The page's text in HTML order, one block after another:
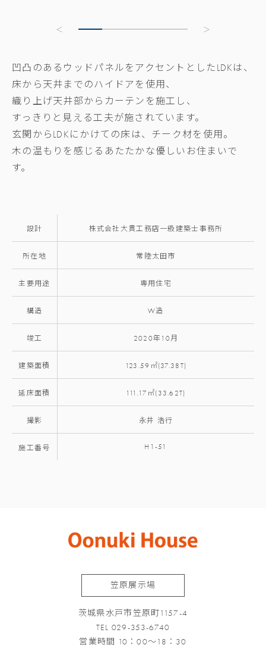
凹凸のあるウッドパネルをアクセントとしたLDKは、
床から天井までのハイドアを使用、
織り上げ天井部からカーテンを施工し、
すっきりと見える工夫が施されています。
玄関からLDKにかけての床は、チーク材を使用。
木の温もりを感じるあたたかな優しいお住まいで
す。
設計 株式会社大貫工務店一級建築士事務所
所在地 常陸太田市
主要用途 専用住宅
構造 W造
竣工 2020年10月
建築面積 123.59㎡(37.38T)
延床面積 111.17㎡(33.62T)
撮影 永井 浩行
施工番号 H1-51
笠原展示場
茨城県水戸市笠原町1157-4
TEL 029-353-6740
営業時間 10：00～18：30